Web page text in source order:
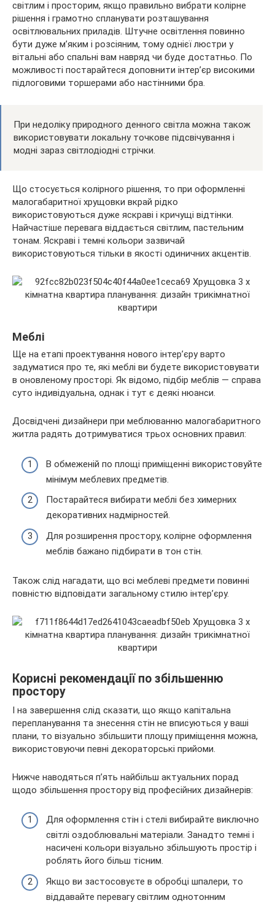
світлим і просторим, якщо правильно вибрати колірне
рішення і грамотно спланувати розташування
освітлювальних приладів. Штучне освітлення повинно
бути дуже м’яким і розсіяним, тому однієї люстри у
вітальні або спальні вам навряд чи буде достатньо. По
можливості постарайтеся доповнити інтер’єр високими
підлоговими торшерами або настінними бра.
При недоліку природного денного світла можна також
використовувати локальну точкове підсвічування і
модні зараз світлодіодні стрічки.
Що стосується колірного рішення, то при оформленні
малогабаритної хрущовки вкрай рідко
використовуються дуже яскраві і кричущі відтінки.
Найчастіше перевага віддається світлим, пастельним
тонам. Яскраві і темні кольори зазвичай
використовуються тільки в якості одиничних акцентів.
Меблі
Ще на етапі проектування нового інтер’єру варто
задуматися про те, які меблі ви будете використовувати
в оновленому просторі. Як відомо, підбір меблів — справа
суто індивідуальна, однак і тут є деякі нюанси.
Досвідчені дизайнери при меблюванню малогабаритного
житла радять дотримуватися трьох основних правил:
В обмеженій по площі приміщенні використовуйте
мінімум меблевих предметів.
Постарайтеся вибирати меблі без химерних
декоративних надмірностей.
Для розширення простору, колірне оформлення
меблів бажано підбирати в тон стін.
Також слід нагадати, що всі меблеві предмети повинні
повністю відповідати загальному стилю інтер’єру.
Корисні рекомендації по збільшенню
простору
І на завершення слід сказати, що якщо капітальна
перепланування та знесення стін не вписуються у ваші
плани, то візуально збільшити площу приміщення можна,
використовуючи певні декораторські прийоми.
Нижче наводяться п’ять найбільш актуальних порад
щодо збільшення простору від професійних дизайнерів:
Для оформлення стін і стелі вибирайте виключно
світлі оздоблювальні матеріали. Занадто темні і
насичені кольори візуально збільшують простір і
роблять його більш тісним.
Якщо ви застосовуєте в обробці шпалери, то
віддавайте перевагу світлим однотонним